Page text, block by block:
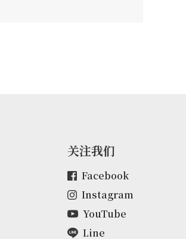
关注我们
Facebook
Instagram
YouTube
Line